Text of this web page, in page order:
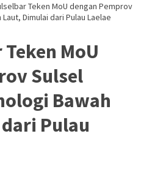
Teken MoU dengan Pemprov
Dimulai dari Pulau Laelae
MoU
Sulsel
Bawah
Pulau